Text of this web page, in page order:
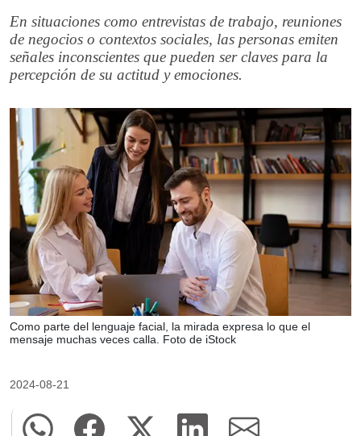
En situaciones como entrevistas de trabajo, reuniones
de negocios o contextos sociales, las personas emiten
señales inconscientes que pueden ser claves para la
percepción de su actitud y emociones.
Como parte del lenguaje facial, la mirada expresa lo que el
mensaje muchas veces calla. Foto de iStock
2024-08-21